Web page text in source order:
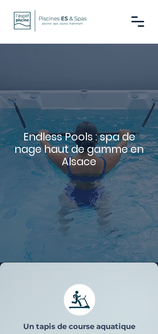
Endless Pools : spa de
nage haut de gamme en
Alsace
Un tapis de course aquatique